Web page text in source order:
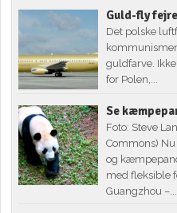
Guld-fly
Det polske
guldfarve.
for Polen,...
Se
Foto: Steve
Commons)
og
med fleksible
Guangzhou –...